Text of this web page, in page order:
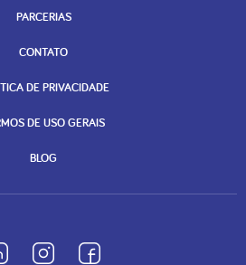
PARCERIAS
CONTATO
DE PRIVACIDADE
DE USO GERAIS
BLOG